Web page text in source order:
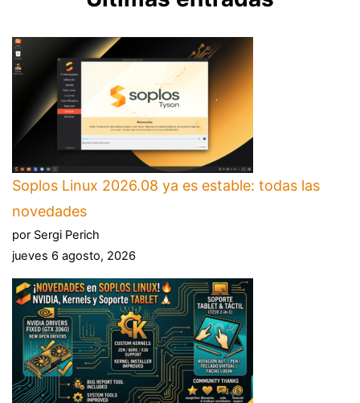
Soplos Linux 2026.08 ya es estable: todas las
novedades
por Sergi Perich
jueves 6 agosto, 2026